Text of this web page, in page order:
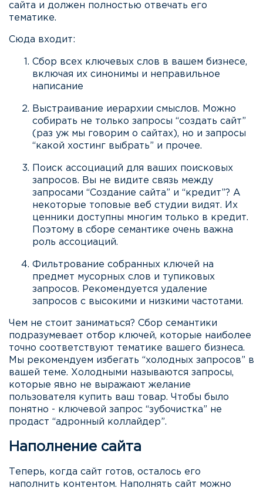
сайта и должен полностью отвечать его
тематике.
Сюда входит:
Сбор всех ключевых слов в вашем бизнесе,
включая их синонимы и неправильное
написание
Выстраивание иерархии смыслов. Можно
собирать не только запросы “создать сайт”
(раз уж мы говорим о сайтах), но и запросы
“какой хостинг выбрать” и прочее.
Поиск ассоциаций для ваших поисковых
запросов. Вы не видите связь между
запросами “Создание сайта” и “кредит”? А
некоторые топовые веб студии видят. Их
ценники доступны многим только в кредит.
Поэтому в сборе семантике очень важна
роль ассоциаций.
Фильтрование собранных ключей на
предмет мусорных слов и тупиковых
запросов. Рекомендуется удаление
запросов с высокими и низкими частотами.
Чем не стоит заниматься? Сбор семантики
подразумевает отбор ключей, которые наиболее
точно соответствуют тематике вашего бизнеса.
Мы рекомендуем избегать “холодных запросов” в
вашей теме. Холодными называются запросы,
которые явно не выражают желание
пользователя купить ваш товар. Чтобы было
понятно - ключевой запрос “зубочистка” не
продаст “адронный коллайдер”.
Наполнение сайта
Теперь, когда сайт готов, осталось его
наполнить контентом. Наполнять сайт можно